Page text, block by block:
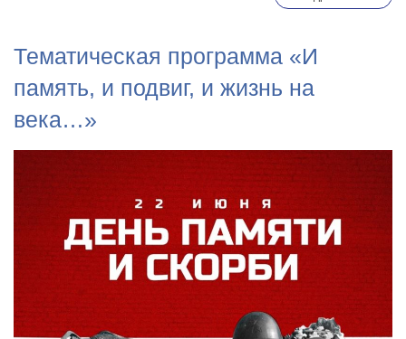
Тематическая программа «И
память, и подвиг, и жизнь на
века…»